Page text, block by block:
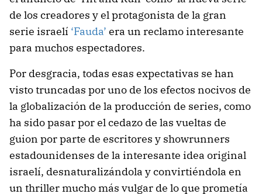
de los creadores y el protagonista de la gran
serie israelí ‘Fauda’ era un reclamo interesante
para muchos espectadores.
Por desgracia, todas esas expectativas se han
visto truncadas por uno de los efectos nocivos de
la globalización de la producción de series, como
ha sido pasar por el cedazo de las vueltas de
guion por parte de escritores y showrunners
estadounidenses de la interesante idea original
israelí, desnaturalizándola y convirtiéndola en
un thriller mucho más vulgar de lo que prometía